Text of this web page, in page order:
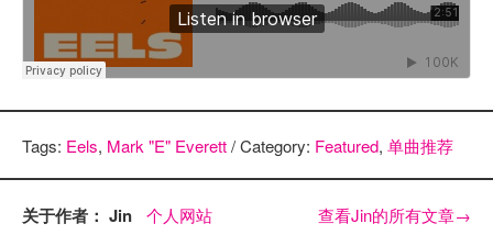
Tags: Eels, Mark "E" Everett/ Category: Featured, 单曲推荐
关于作者： Jin 个人网站 查看Jin的所有文章→